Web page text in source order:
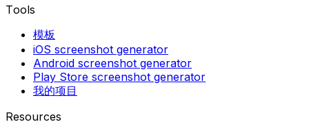
Tools
模板
iOS screenshot generator
Android screenshot generator
Play Store screenshot generator
我的项目
Resources